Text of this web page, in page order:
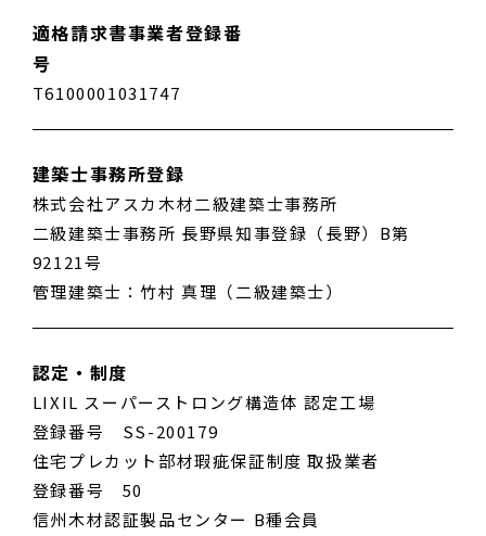
適格請求書事業者登録番
号
T6100001031747
建築士事務所登録
株式会社アスカ木材二級建築士事務所
二級建築士事務所 長野県知事登録（長野）B第
92121号
管理建築士：竹村 真理（二級建築士）
認定・制度
LIXIL スーパーストロング構造体 認定工場
登録番号 SS-200179
住宅プレカット部材瑕疵保証制度 取扱業者
登録番号 50
信州木材認証製品センター B種会員